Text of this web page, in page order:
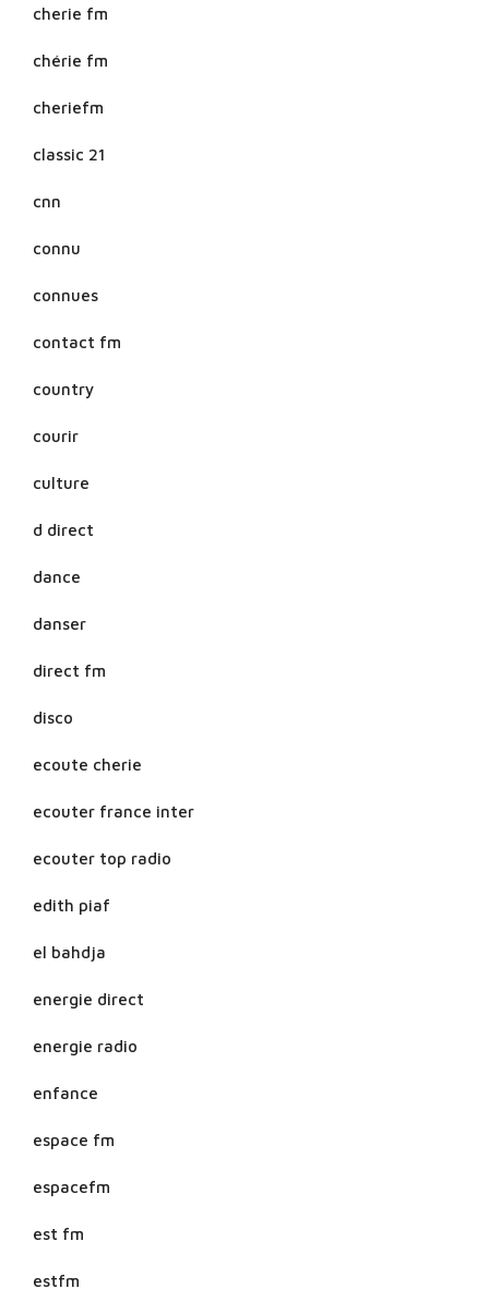
cherie fm
chérie fm
cheriefm
classic 21
cnn
connu
connues
contact fm
country
courir
culture
d direct
dance
danser
direct fm
disco
ecoute cherie
ecouter france inter
ecouter top radio
edith piaf
el bahdja
energie direct
energie radio
enfance
espace fm
espacefm
est fm
estfm